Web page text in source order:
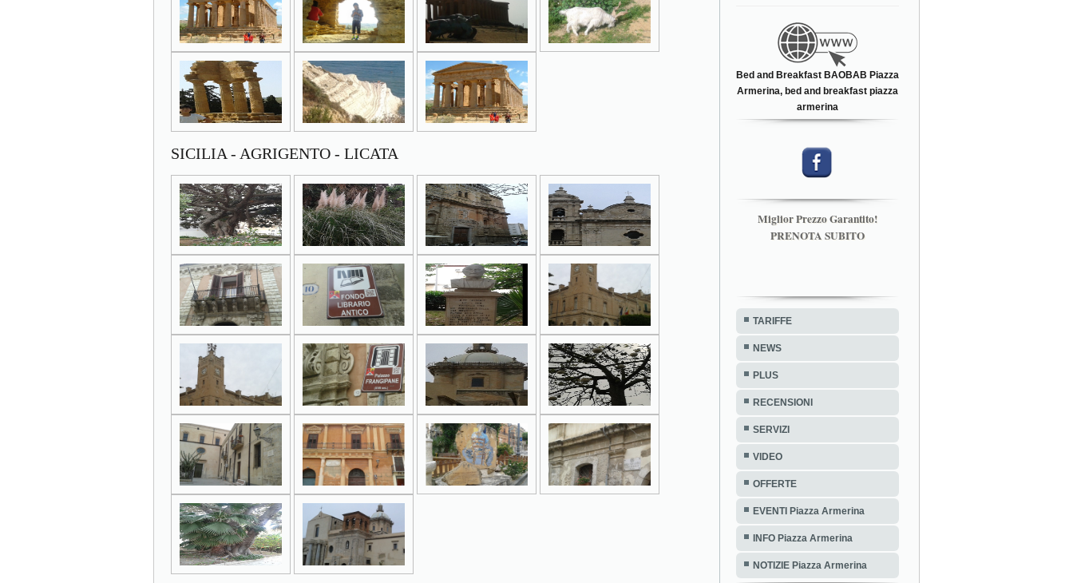
SICILIA - AGRIGENTO - LICATA
Bed and Breakfast BAOBAB Piazza
Armerina, bed and breakfast piazza
armerina
Miglior Prezzo Garantito!
PRENOTA SUBITO
TARIFFE
NEWS
PLUS
RECENSIONI
SERVIZI
VIDEO
OFFERTE
EVENTI Piazza Armerina
INFO Piazza Armerina
NOTIZIE Piazza Armerina